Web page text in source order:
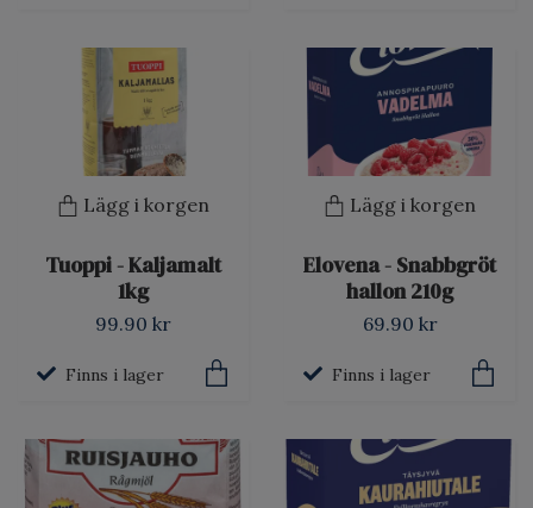
Lägg i korgen
Tuoppi - Kaljamalt
1kg
99.90 kr
Finns i lager
Lägg i korgen
Elovena - Snabbgröt
hallon 210g
69.90 kr
Finns i lager